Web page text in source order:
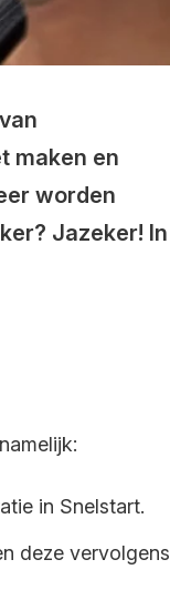
maken en
worden
Jazeker! In
in Snelstart.
deze vervolgens